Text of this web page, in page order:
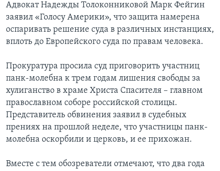
Адвокат Надежды Толоконниковой Марк Фейгин
заявил «Голосу Америки», что защита намерена
оспаривать решение суда в различных инстанциях,
вплоть до Европейского суда по правам человека.
Прокуратура просила суд приговорить участниц
панк-молебна к трем годам лишения свободы за
хулиганство в храме Христа Спасителя – главном
православном соборе российской столицы.
Представитель обвинения заявил в судебных
прениях на прошлой неделе, что участницы панк-
молебна оскорбили и церковь, и ее прихожан.
Вместе с тем обозреватели отмечают, что два года